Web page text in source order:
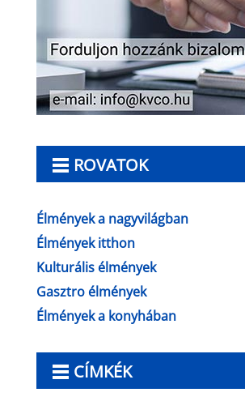
ROVATOK
Élmények a nagyvilágban
Élmények itthon
Kulturális élmények
Gasztro élmények
Élmények a konyhában
CÍMKÉK